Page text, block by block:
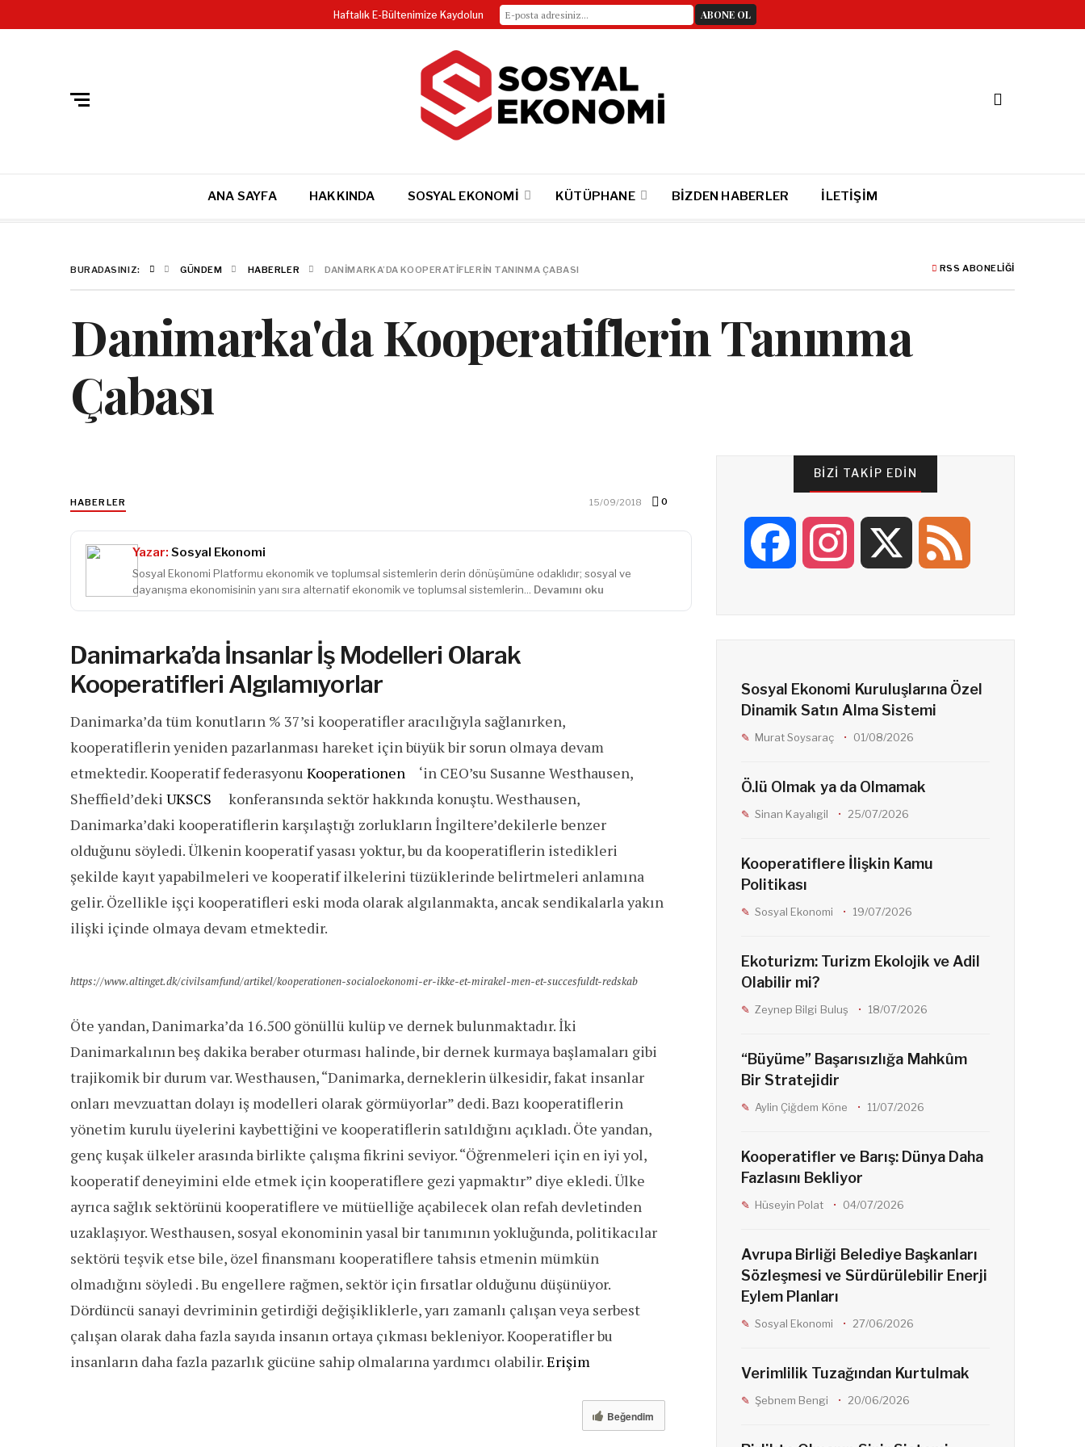
SITE HARITASI VE DETAYLI ARAMA
ANA SAYFA HAKKINDA SOSYAL EKONOMI KÜTÜPHANE BIZDEN HABERLER İLETIŞIM
BURADASINIZ: GÜNDEM HABERLER DANIMARKA’DA KOOPERATIFLERIN TANINMA ÇABASI RSS ABONELIĞI
Danimarka'da Kooperatiflerin Tanınma
Çabası
HABERLER 15/09/2018 0
Yazar: Sosyal Ekonomi
Sosyal Ekonomi Platformu ekonomik ve toplumsal sistemlerin derin dönüşümüne odaklıdır; sosyal ve
dayanışma ekonomisinin yanı sıra alternatif ekonomik ve toplumsal sistemlerin... Devamını oku
Danimarka’da İnsanlar İş Modelleri Olarak
Kooperatifleri Algılamıyorlar
Danimarka’da tüm konutların % 37’si kooperatifler aracılığıyla sağlanırken,
kooperatiflerin yeniden pazarlanması hareket için büyük bir sorun olmaya devam
etmektedir. Kooperatif federasyonu Kooperationen
‘in CEO’su Susanne Westhausen,
Sheffield’deki UKSCS
konferansında sektör hakkında konuştu. Westhausen,
Danimarka’daki kooperatiflerin karşılaştığı zorlukların İngiltere’dekilerle benzer
olduğunu söyledi. Ülkenin kooperatif yasası yoktur, bu da kooperatiflerin istedikleri
şekilde kayıt yapabilmeleri ve kooperatif ilkelerini tüzüklerinde belirtmeleri anlamına
gelir. Özellikle işçi kooperatifleri eski moda olarak algılanmakta, ancak sendikalarla yakın
ilişki içinde olmaya devam etmektedir.
https://www.altinget.dk/civilsamfund/artikel/kooperationen-socialoekonomi-er-ikke-et-mirakel-men-et-succesfuldt-redskab
Öte yandan, Danimarka’da 16.500 gönüllü kulüp ve dernek bulunmaktadır. İki
Danimarkalının beş dakika beraber oturması halinde, bir dernek kurmaya başlamaları gibi
trajikomik bir durum var. Westhausen, “Danimarka, derneklerin ülkesidir, fakat insanlar
onları mevzuattan dolayı iş modelleri olarak görmüyorlar” dedi. Bazı kooperatiflerin
yönetim kurulu üyelerini kaybettiğini ve kooperatiflerin satıldığını açıkladı. Öte yandan,
genç kuşak ülkeler arasında birlikte çalışma fikrini seviyor. “Öğrenmeleri için en iyi yol,
kooperatif deneyimini elde etmek için kooperatiflere gezi yapmaktır” diye ekledi. Ülke
ayrıca sağlık sektörünü kooperatiflere ve mütüelliğe açabilecek olan refah devletinden
uzaklaşıyor. Westhausen, sosyal ekonominin yasal bir tanımının yokluğunda, politikacılar
sektörü teşvik etse bile, özel finansmanı kooperatiflere tahsis etmenin mümkün
olmadığını söyledi . Bu engellere rağmen, sektör için fırsatlar olduğunu düşünüyor.
Dördüncü sanayi devriminin getirdiği değişikliklerle, yarı zamanlı çalışan veya serbest
çalışan olarak daha fazla sayıda insanın ortaya çıkması bekleniyor. Kooperatifler bu
insanların daha fazla pazarlık gücüne sahip olmalarına yardımcı olabilir.Erişim
Beğendim
BIZI TAKIP EDIN
e
k
t
a
m
d
Sosyal Ekonomi Kuruluşlarına Özel
Dinamik Satın Alma Sistemi
Murat Soysaraç 01/08/2026
Ö.lü Olmak ya da Olmamak
Sinan Kayalıgil 25/07/2026
Kooperatiflere İlişkin Kamu
Politikası
Sosyal Ekonomi 19/07/2026
Ekoturizm: Turizm Ekolojik ve Adil
Olabilir mi?
Zeynep Bilgi Buluş 18/07/2026
“Büyüme” Başarısızlığa Mahkûm
Bir Stratejidir
Aylin Çiğdem Köne 11/07/2026
Kooperatifler ve Barış: Dünya Daha
Fazlasını Bekliyor
Hüseyin Polat 04/07/2026
Avrupa Birliği Belediye Başkanları
Sözleşmesi ve Sürdürülebilir Enerji
Eylem Planları
Sosyal Ekonomi 27/06/2026
Verimlilik Tuzağından Kurtulmak
Şebnem Bengi 20/06/2026
Haftalık E-Bültenimize Kaydolun